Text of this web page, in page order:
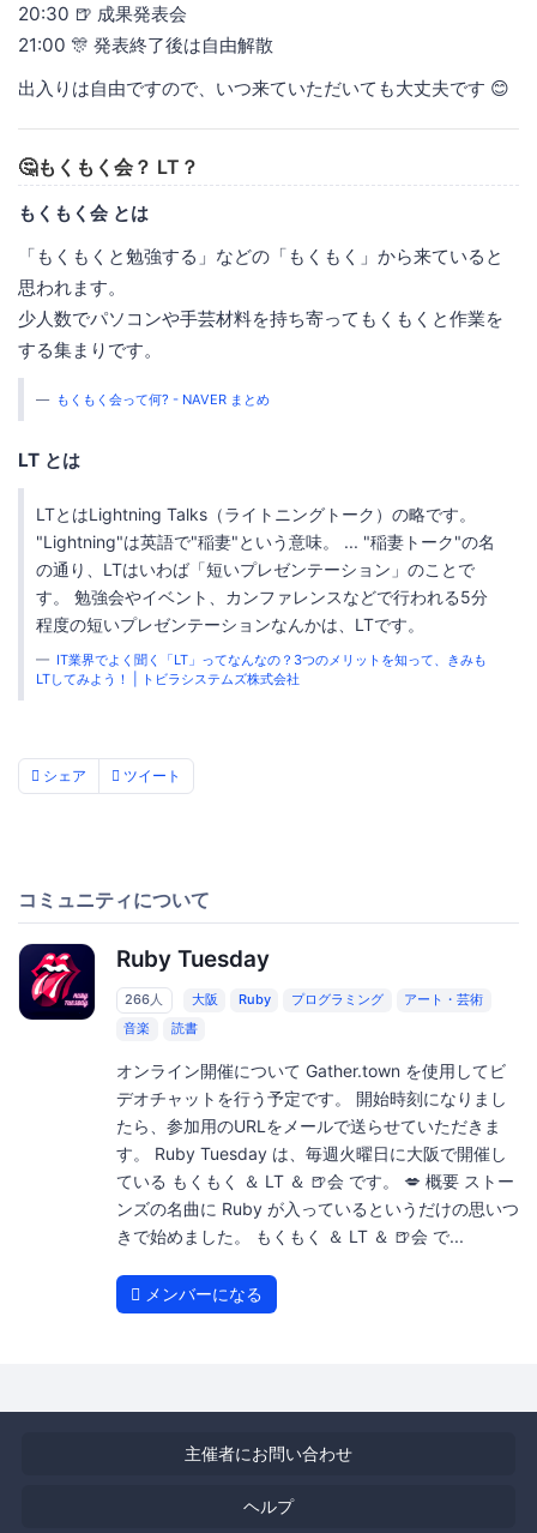
20:30 🍺 成果発表会
21:00 🎊 発表終了後は自由解散
出入りは自由ですので、いつ来ていただいても大丈夫です 😊
🤔もくもく会？ LT？
もくもく会 とは
「もくもくと勉強する」などの「もくもく」から来ていると
思われます。
少人数でパソコンや手芸材料を持ち寄ってもくもくと作業を
する集まりです。
もくもく会って何? - NAVER まとめ
LT とは
LTとはLightning Talks（ライトニングトーク）の略です。
"Lightning"は英語で"稲妻"という意味。 ... "稲妻トーク"の名
の通り、LTはいわば「短いプレゼンテーション」のことで
す。 勉強会やイベント、カンファレンスなどで行われる5分
程度の短いプレゼンテーションなんかは、LTです。
IT業界でよく聞く「LT」ってなんなの？3つのメリットを知って、きみも
LTしてみよう！ | トビラシステムズ株式会社
シェア ツイート
コミュニティについて
Ruby Tuesday
266人 大阪 Ruby プログラミング
アート・芸術
音楽
読書
オンライン開催について Gather.town を使用してビ
デオチャットを行う予定です。 開始時刻になりまし
たら、参加用のURLをメールで送らせていただきま
す。 Ruby Tuesday は、毎週火曜日に大阪で開催し
ている もくもく ＆ LT ＆ 🍺会 です。 💋 概要 ストー
ンズの名曲に Ruby が入っているというだけの思いつ
きで始めました。 もくもく ＆ LT ＆ 🍺会 で...
メンバーになる
主催者にお問い合わせ
ヘルプ